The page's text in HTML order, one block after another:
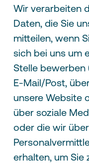
Wir verarbeiten
Daten, die Sie
mitteilen, wenn
sich bei uns um
Stelle bewerben
E-Mail/Post,
unsere Website
über soziale
oder die wir über
erhalten, um Sie